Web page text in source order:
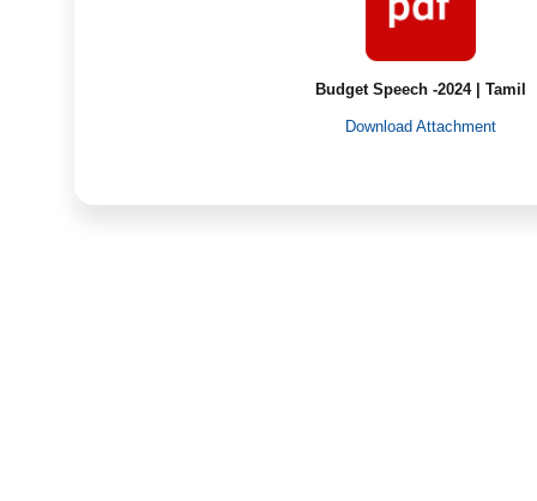
Budget Speech -2024 | Tamil
Download Attachment